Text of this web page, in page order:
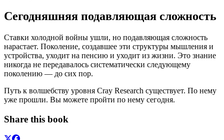
Сегодняшняя подавляющая сложность
Ставки холодной войны ушли, но подавляющая сложность
нарастает. Поколение, создавшее эти структуры мышления и
устройства, уходит на пенсию и уходит из жизни. Это знание
никогда не передавалось систематически следующему
поколению — до сих пор.
Путь к волшебству уровня Cray Research существует. По нему
уже прошли. Вы можете пройти по нему сегодня.
Share this book